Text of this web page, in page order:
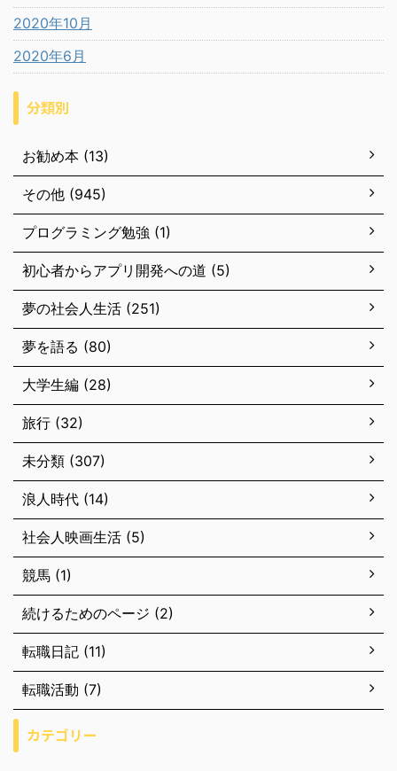
2020年10月
2020年6月
分類別
お勧め本 (13)
その他 (945)
プログラミング勉強 (1)
初心者からアプリ開発への道 (5)
夢の社会人生活 (251)
夢を語る (80)
大学生編 (28)
旅行 (32)
未分類 (307)
浪人時代 (14)
社会人映画生活 (5)
競馬 (1)
続けるためのページ (2)
転職日記 (11)
転職活動 (7)
カテゴリー